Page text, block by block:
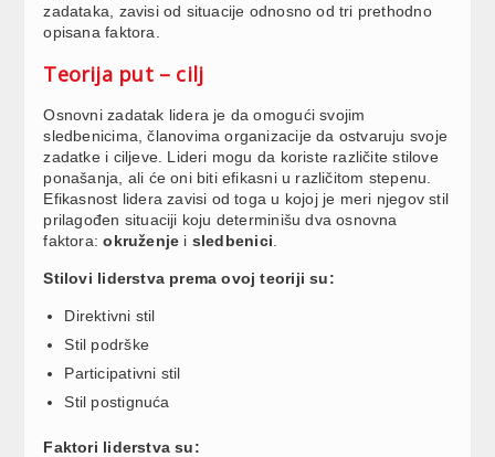
zadataka, zavisi od situacije odnosno od tri prethodno
opisana faktora.
Teorija put – cilj
Osnovni zadatak lidera je da omogući svojim
sledbenicima, članovima organizacije da ostvaruju svoje
zadatke i ciljeve. Lideri mogu da koriste različite stilove
ponašanja, ali će oni biti efikasni u različitom stepenu.
Efikasnost lidera zavisi od toga u kojoj je meri njegov stil
prilagođen situaciji koju determinišu dva osnovna
faktora:okruženje i sledbenici
Stilovi liderstva prema ovoj teoriji su:
Direktivni stil
Stil podrške
Participativni stil
Stil postignuća
Faktori liderstva su: